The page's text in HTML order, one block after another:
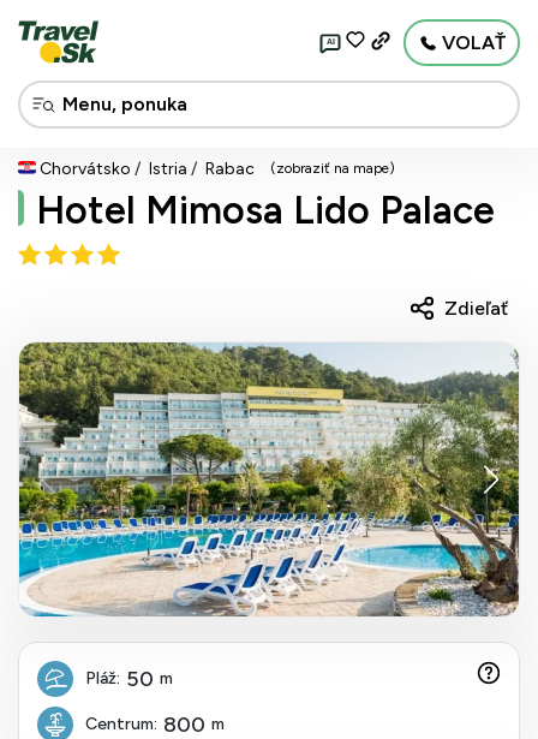
AI VOLAŤ
Chorvátsko Istria Rabac (zobraziť na mape)
Hotel Mimosa Lido Palace
Zdieľať
Pláž: 50 m
Centrum: 800 m